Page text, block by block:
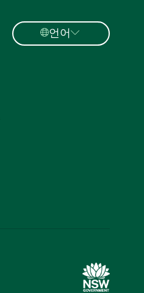
언어